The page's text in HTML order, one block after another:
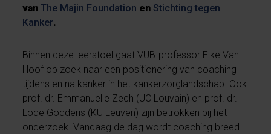
vanThe Majin Foundation en Stichting tegen
Kanker.
Binnen deze leerstoel gaat VUB-professor Elke Van
Hoof op zoek naar een positionering van coaching
tijdens en na kanker in het kankerzorglandschap. Ook
prof. dr. Emmanuelle Zech (UC Louvain) en prof. dr.
Lode Godderis (KU Leuven) zijn betrokken bij het
onderzoek.Vandaag de dag wordt coaching breed